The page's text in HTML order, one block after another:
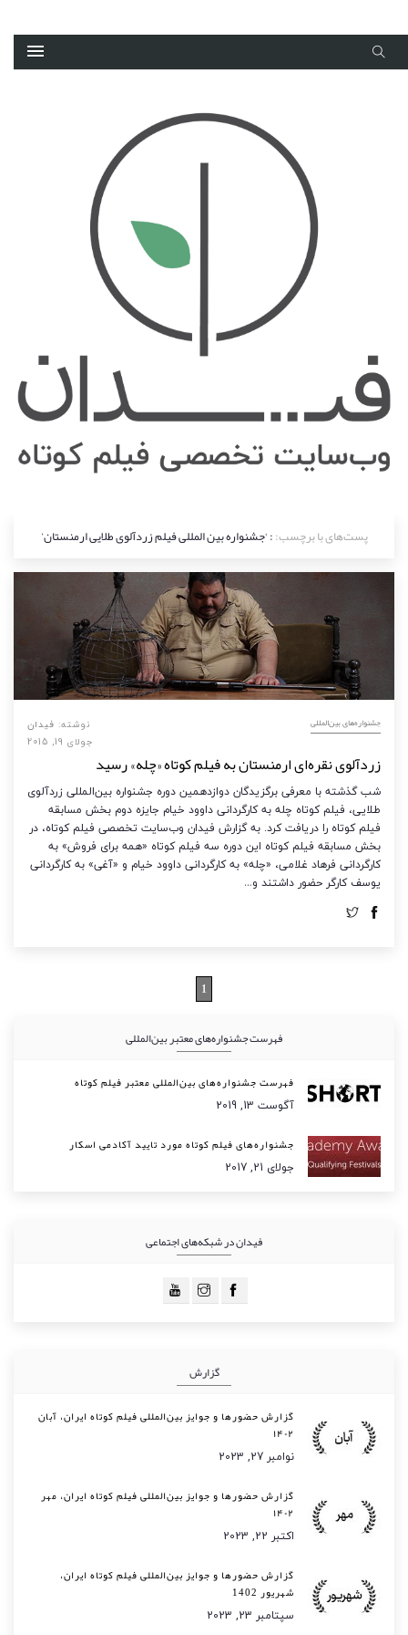
پست‌های با برچسب:: ‘جشنواره بین المللی فیلم زردآلوی طلایی ارمنستان’
‌‌جشنواره‌های بین‌المللی نوشته: فیدان
جولای 19, 2015
زردآلوی نقره‌ای ارمنستان به فیلم کوتاه «چله» رسید
شب گذشته با معرفی برگزیدگان دوازدهمین دوره جشنواره بین‌المللی زردآلوی
طلایی، فیلم کوتاه چله به کارگردانی داوود خیام جایزه دوم بخش مسابقه
فیلم کوتاه را دریافت کرد. به گزارش فیدان وب‌سایت تخصصی فیلم کوتاه، در
بخش مسابقه فیلم کوتاه این دوره سه فیلم کوتاه «همه برای فروش» به
کارگردانی فرهاد غلامی، «چله» به کارگردانی داوود خیام و «آغی» به کارگردانی
یوسف کارگر حضور داشتند و…
1
فهرست جشنواره‌های معتبر بین‌المللی
فهرست جشنواره‌های بین‌المللی معتبر فیلم کوتاه
آگوست 13, 2019
جشنواره‌های فیلم کوتاه مورد تایید آکادمی اسکار
جولای 21, 2017
فیدان در شبکه‌های اجتماعی
گزارش
گزارش حضورها و جوایز بین‌المللی فیلم کوتاه ایران، آبان
۱۴۰۲
نوامبر 27, 2023
گزارش حضورها و جوایز بین‌المللی فیلم کوتاه ایران، مهر
۱۴۰۲
اکتبر 22, 2023
گزارش حضورها و جوایز بین‌المللی فیلم کوتاه ایران،
شهریور 1402
سپتامبر 23, 2023